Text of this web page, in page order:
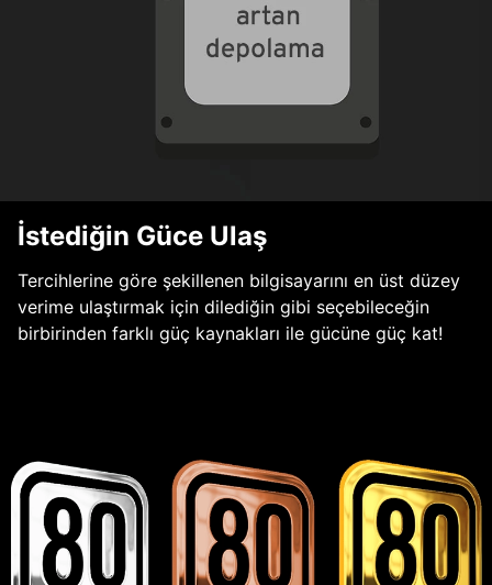
İstediğin Güce Ulaş
Tercihlerine göre şekillenen bilgisayarını en üst düzey
verime ulaştırmak için dilediğin gibi seçebileceğin
birbirinden farklı güç kaynakları ile gücüne güç kat!